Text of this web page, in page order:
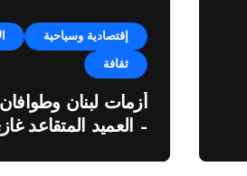
إقتصادية وسياحية
ثقافة
أزمات لبنان
– العميد المتقاعد